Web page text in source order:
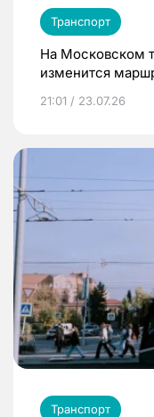
Транспорт
На Московском
изменится
21:01 / 23.07.26
Транспорт